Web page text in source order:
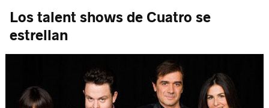
Los talent shows de Cuatro se
estrellan